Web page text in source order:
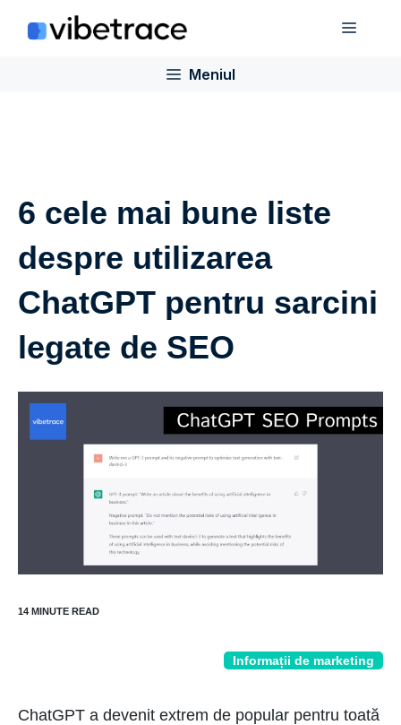
Meniul
6 cele mai bune liste
despre utilizarea
ChatGPT pentru sarcini
legate de SEO
Informații de marketing
ChatGPT a devenit extrem de popular pentru toată